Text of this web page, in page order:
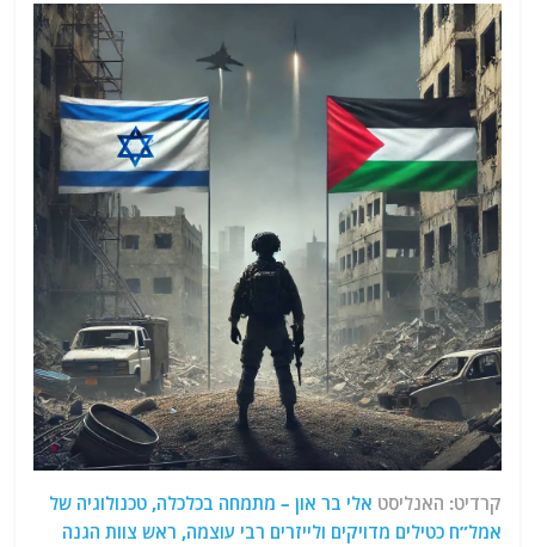
קרדיט: האנליסט אלי בר און – מתמחה בכלכלה, טכנולוגיה של
אמל”ח כטילים מדויקים ולייזרים רבי עוצמה, ראש צוות הגנה